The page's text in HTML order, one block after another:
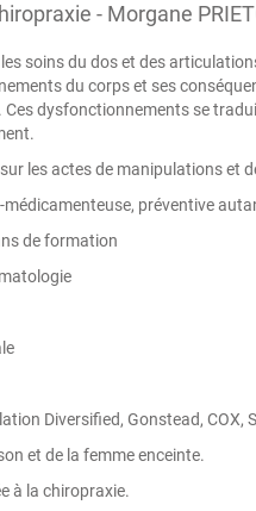
- Morgane
soins du dos et des
du corps et ses
Ces dysfonctionnements se
les actes de manipulations et
médicamenteuse, préventive
de formation
Diversified, Gonstead, COX,
et de la femme enceinte.
à la chiropraxie.